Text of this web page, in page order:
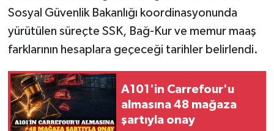
Sosyal Güvenlik Bakanlığı koordinasyonunda
yürütülen süreçte SSK, Bağ-Kur ve memur maaş
farklarının hesaplara geçeceği tarihler belirlendi.
A101'in Carrefour'u
almasına 48 mağaza
şartıyla onay